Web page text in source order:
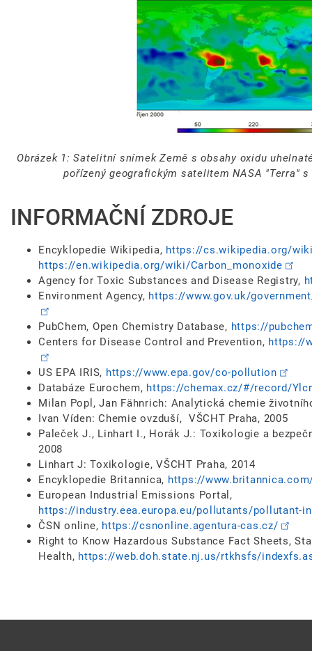
Obrázek 1: Satelitní snímek Země s obsahy oxidu
pořízený geografickým satelitem NASA "Terra"
INFORMAČNÍ ZDROJE
Encyklopedie Wikipedia, https://cs.wikipedia.org/
https://en.wikipedia.org/wiki/Carbon_monoxide
Agency for Toxic Substances and Disease Registry,
Environment Agency, https://www.gov.uk/
PubChem, Open Chemistry Database, https://
Centers for Disease Control and Prevention, https://
US EPA IRIS, https://www.epa.gov/co-pollution
Databáze Eurochem, https://chemax.cz/#/record/
Milan Popl, Jan Fähnrich: Analytická chemie
Ivan Víden: Chemie ovzduší, VŠCHT Praha, 2005
Paleček J., Linhart I., Horák J.: Toxikologie a
2008
Linhart J: Toxikologie, VŠCHT Praha, 2014
Encyklopedie Britannica, https://
European Industrial Emissions Portal,
https://industry.eea.europa.eu/pollutants/pollutant-
ČSN online, https://csnonline.agentura-cas.cz/
Right to Know Hazardous Substance Fact Sheets,
Health, https://web.doh.state.nj.us/rtkhsfs/